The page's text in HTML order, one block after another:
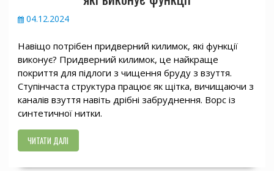
04.12.2024
Навіщо потрібен придверний килимок, які функції
виконує? Придверний килимок, це найкраще
покриття для підлоги з чищення бруду з взуття.
Ступінчаста структура працює як щітка, вичищаючи з
каналів взуття навіть дрібні забруднення. Ворс із
синтетичної нитки.
ЧИТАТИ ДАЛІ